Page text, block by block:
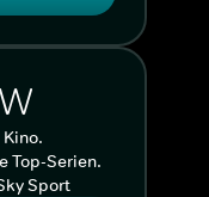
Top-Serien.
Sport